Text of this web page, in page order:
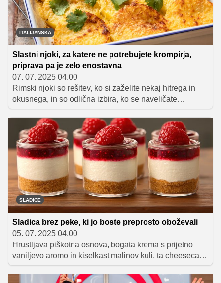
ITALIJANSKA
Slastni njoki, za katere ne potrebujete krompirja,
priprava pa je zelo enostavna
07. 07. 2025 04.00
Rimski njoki so rešitev, ko si zaželite nekaj hitrega in
okusnega, in so odlična izbira, ko se naveličate
"običajnih" krompirjevih njokov. Za njihovo pripravo ne
potrebujete krompirja, temveč pšenični zdrob,
parmezan, jajca in maslo.
SLADICE
Sladica brez peke, ki jo boste preprosto oboževali
05. 07. 2025 04.00
Hrustljava piškotna osnova, bogata krema s prijetno
vaniljevo aromo in kiselkast malinov kuli, ta cheesecake
brez pečenja je popolna sladica za poletne zabave in
piknike ali pa kot sladica, ki jo domačim postrežemo po